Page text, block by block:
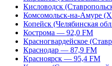
Кисловодск
Комсомольск-на-Амуре
Копейск (Челябинская
Кострома — 92,0 FM
Красногвардейское
Краснодар — 87,9 FM
Красноярск — 95,4 FM